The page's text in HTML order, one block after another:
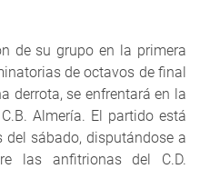
de su grupo en la primera
de octavos de final
derrota, se enfrentará en la
Almería. El partido está
sábado, disputándose a
las anfitrionas del C.D.